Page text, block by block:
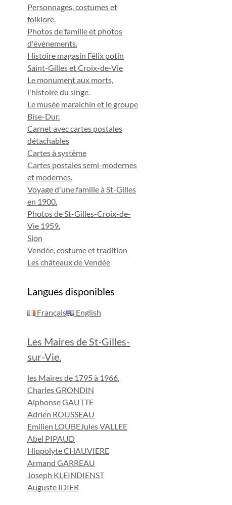
Personnages, costumes et
folklore.
Photos de famille et photos
d'évènements.
Histoire magasin Félix potin
Saint-Gilles et Croix-de-Vie
Le monument aux morts,
l'histoire du singe.
Le musée maraichin et le groupe
Bise-Dur.
Carnet avec cartes postales
détachables
Cartes à système
Cartes postales semi-modernes
et modernes.
Voyage d'une famille à St-Gilles
en 1900.
Photos de St-Gilles-Croix-de-
Vie 1959.
Sion
Vendée, costume et tradition
Les châteaux de Vendée
Langues disponibles
Français English
Les Maires de St-Gilles-
sur-Vie.
les Maires de 1795 à 1966.
Charles GRONDIN
Alphonse GAUTTE
Adrien ROUSSEAU
Emilien LOUBEJules VALLEE
Abel PIPAUD
Hippolyte CHAUVIERE
Armand GARREAU
Joseph KLEINDIENST
Auguste IDIER